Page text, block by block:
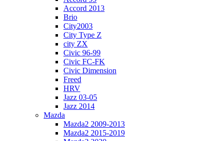
Accord 2013
Brio
City2003
City Type Z
city ZX
Civic 96-99
Civic FC-FK
Civic Dimension
Freed
HRV
Jazz 03-05
Jazz 2014
Mazda
Mazda2 2009-2013
Mazda2 2015-2019